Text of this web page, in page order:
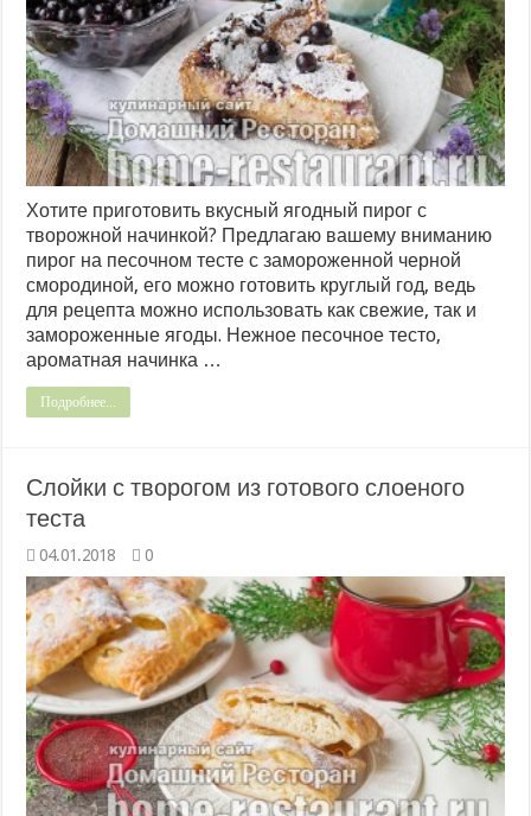
Хотите приготовить вкусный ягодный пирог с
творожной начинкой? Предлагаю вашему вниманию
пирог на песочном тесте с замороженной черной
смородиной, его можно готовить круглый год, ведь
для рецепта можно использовать как свежие, так и
замороженные ягоды. Нежное песочное тесто,
ароматная начинка …
Подробнее...
Слойки с творогом из готового слоеного
теста
04.01.2018 0